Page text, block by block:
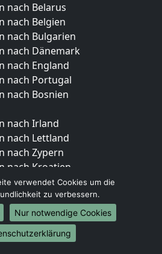
nach Belarus
nach Belgien
nach Bulgarien
nach Dänemark
nach England
nach Portugal
nach Bosnien
nach Irland
nach Lettland
nach Zypern
nach Kroatien
nach Estland
nach Finnland
nach Frankreich
nach Griechenland
nach Italien
verwendet Cookies um die
zu verbessern.
Nur notwendige Cookies